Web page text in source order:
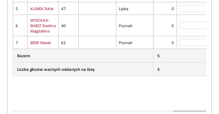
5 KLIMEK Rafał 47 Lipka 0
6
WYSOCKA-
BABST Ewelina
Magdalena
40 Poznań 0
7 BEER Marek 65 Poznań 0
Razem 5
Liczba głosów ważnych oddanych na listę 5